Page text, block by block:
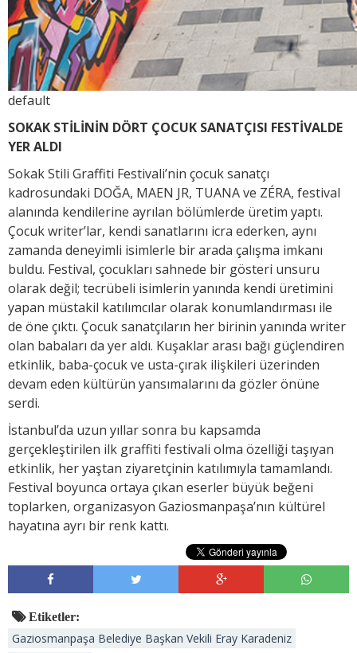
default
SOKAK STİLİNİN DÖRT ÇOCUK SANATÇISI FESTİVALDE
YER ALDI
Sokak Stili Graffiti Festivali’nin çocuk sanatçı
kadrosundaki DOĞA, MAEN JR, TUANA ve ZÉRA, festival
alanında kendilerine ayrılan bölümlerde üretim yaptı.
Çocuk writer’lar, kendi sanatlarını icra ederken, aynı
zamanda deneyimli isimlerle bir arada çalışma imkanı
buldu. Festival, çocukları sahnede bir gösteri unsuru
olarak değil; tecrübeli isimlerin yanında kendi üretimini
yapan müstakil katılımcılar olarak konumlandırması ile
de öne çıktı. Çocuk sanatçıların her birinin yanında writer
olan babaları da yer aldı. Kuşaklar arası bağı güçlendiren
etkinlik, baba-çocuk ve usta-çırak ilişkileri üzerinden
devam eden kültürün yansımalarını da gözler önüne
serdi.
İstanbul’da uzun yıllar sonra bu kapsamda
gerçekleştirilen ilk graffiti festivali olma özelliği taşıyan
etkinlik, her yaştan ziyaretçinin katılımıyla tamamlandı.
Festival boyunca ortaya çıkan eserler büyük beğeni
toplarken, organizasyon Gaziosmanpaşa’nın kültürel
hayatına ayrı bir renk kattı.
Etiketler:
Gaziosmanpaşa Belediye Başkan Vekili Eray Karadeniz